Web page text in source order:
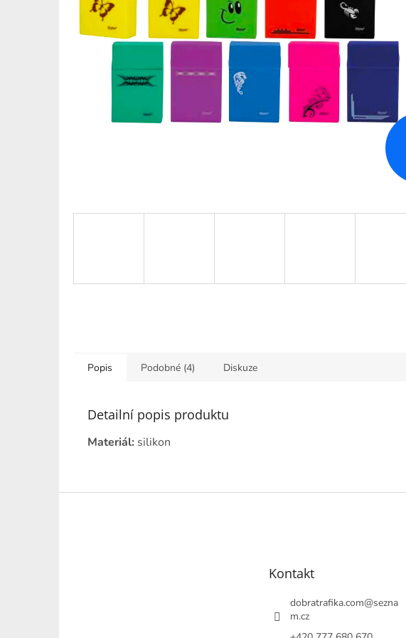
Popis Podobné (4) Diskuze
Detailní popis produktu
Materiál: silikon
Kontakt
dobratrafika.com@sezna
m.cz